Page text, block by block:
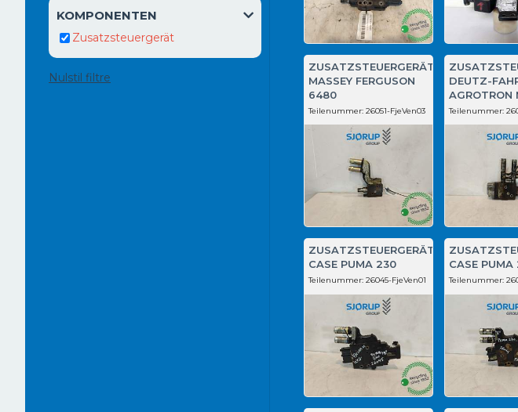
KOMPONENTEN
Zusatzsteuergerät
Nulstil filtre
ZUSATZSTEUERGERÄT
MASSEY FERGUSON
6480
Teilenummer: 26051-FjeVen03
DEUTZ-
AGROTRON
Teilenummer:
ZUSATZSTEUERGERÄT
CASE PUMA 230
Teilenummer: 26045-FjeVen01
CASE PUMA
Teilenummer: